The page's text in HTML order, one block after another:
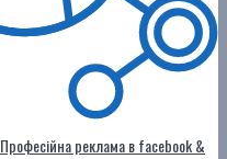
Професійна реклама в facebook &